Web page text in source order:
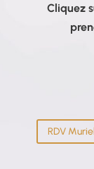
Cliquez
RDV